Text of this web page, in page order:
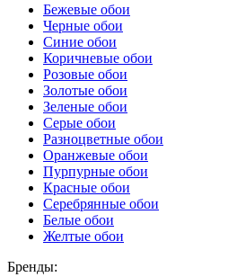
Бежевые обои
Черные обои
Синие обои
Коричневые обои
Розовые обои
Золотые обои
Зеленые обои
Серые обои
Разноцветные обои
Оранжевые обои
Пурпурные обои
Красные обои
Серебрянные обои
Белые обои
Желтые обои
Бренды: